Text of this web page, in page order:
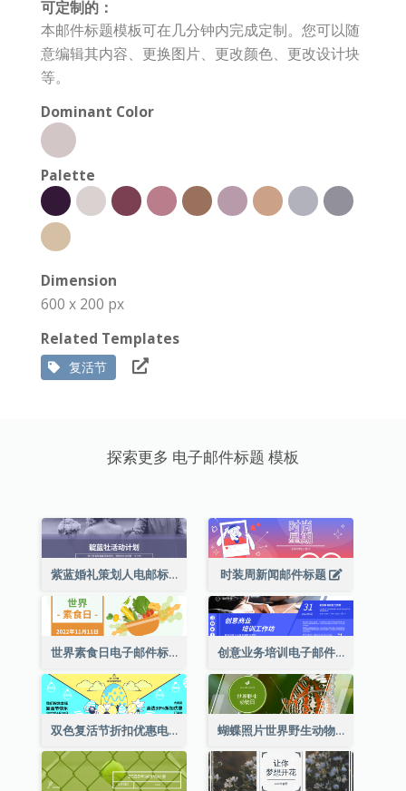
可定制的：
本邮件标题模板可在几分钟内完成定制。您可以随
意编辑其内容、更换图片、更改颜色、更改设计块
等。
Dominant Color
Palette
Dimension
600 x 200 px
Related Templates
复活节
探索更多 电子邮件标题 模板
紫蓝婚礼策划人电邮标题 时装周新闻邮件标题
世界素食日电子邮件标题 创意业务培训电子邮件标题
双色复活节折扣优惠电邮标题 蝴蝶照片世界野生动物日电子邮件标题